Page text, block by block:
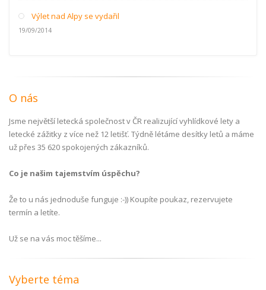
Výlet nad Alpy se vydařil
19/09/2014
O nás
Jsme největší letecká společnost v ČR realizující vyhlídkové lety a
letecké zážitky z více než 12 letišť. Týdně létáme desítky letů a máme
už přes 35 620 spokojených zákazníků.
Co je našim tajemstvím úspěchu?
Že to u nás jednoduše funguje :-)) Koupíte poukaz, rezervujete
termín a letíte.
Už se na vás moc těšíme...
Vyberte téma